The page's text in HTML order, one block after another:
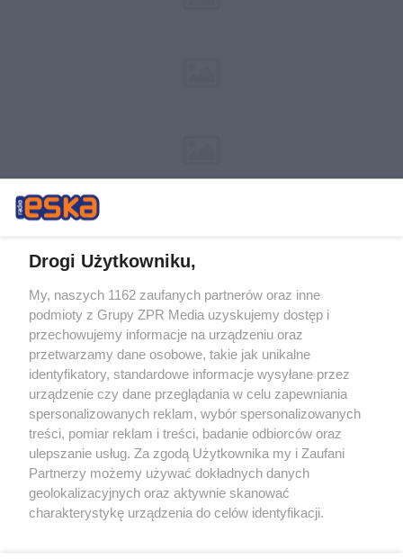
Żaden utwór zamieszczony w serwisie nie może być powielany i
rozpowszechniany lub dalej rozpowszechniany w jakikolwiek sposób (w
tym także elektroniczny lub mechaniczny) na jakimkolwiek polu
eksploatacji w jakiejkolwiek formie, włącznie z umieszczaniem w
Internecie bez pisemnej zgody właściciela praw. Jakiekolwiek użycie lub
wykorzystanie utworów w całości lub w części z naruszeniem prawa,
tzn. bez właściwej zgody, jest zabronione pod groźbą kary i może być
ścigane prawnie.
Drogi Użytkowniku,
My, naszych 1162 zaufanych partnerów oraz inne
podmioty z Grupy ZPR Media uzyskujemy dostęp i
przechowujemy informacje na urządzeniu oraz
przetwarzamy dane osobowe, takie jak unikalne
identyfikatory, standardowe informacje wysyłane przez
urządzenie czy dane przeglądania w celu zapewniania
spersonalizowanych reklam, wybór spersonalizowanych
treści, pomiar reklam i treści, badanie odbiorców oraz
ulepszanie usług. Za zgodą Użytkownika my i Zaufani
Partnerzy możemy używać dokładnych danych
geolokalizacyjnych oraz aktywnie skanować
charakterystykę urządzenia do celów identyfikacji.